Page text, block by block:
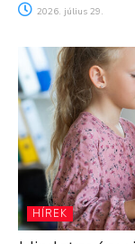
2026. július 29.
HÍREK